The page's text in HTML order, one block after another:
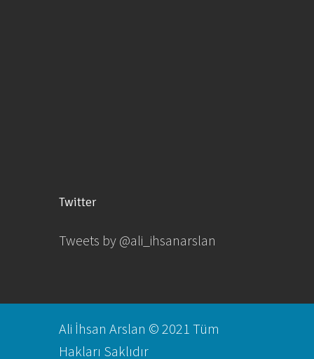
Twitter
Tweets by @ali_ihsanarslan
Ali İhsan Arslan © 2021 Tüm
Hakları Saklıdır